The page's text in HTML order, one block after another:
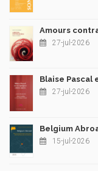
Amours
27-jul-2026
Blaise Pascal
27-jul-2026
Belgium
15-jul-2026